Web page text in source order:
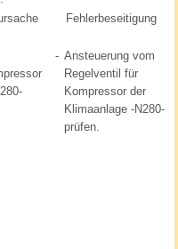
Fehlerbeseitigung
- Ansteuerung vom
Regelventil für
Kompressor der
Klimaanlage -N280-
prüfen.